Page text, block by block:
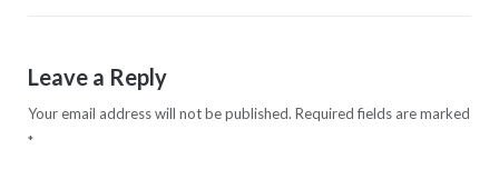
Leave a Reply
Your email address will not be published. Required fields are marked
*